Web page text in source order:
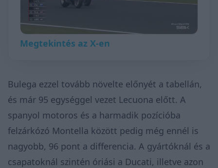
Megtekintés az X-en
Bulega ezzel tovább növelte előnyét a tabellán,
és már 95 egységgel vezet Lecuona előtt. A
spanyol motoros és a harmadik pozícióba
felzárkózó Montella között pedig még ennél is
nagyobb, 96 pont a differencia. A gyártóknál és a
csapatoknál szintén óriási a Ducati, illetve azon